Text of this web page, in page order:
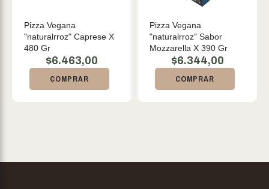
Pizza Vegana
"naturalrroz" Caprese X
480 Gr
$6.463,00
COMPRAR
Pizza Vegana
"naturalrroz" Sabor
Mozzarella X 390 Gr
$6.344,00
COMPRAR